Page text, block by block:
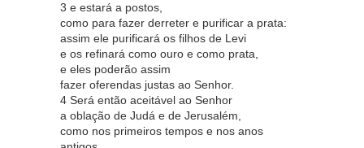
3 e estará a postos,
como para fazer derreter e purificar a prata:
assim ele purificará os filhos de Levi
e os refinará como ouro e como prata,
e eles poderão assim
fazer oferendas justas ao Senhor.
4 Será então aceitável ao Senhor
a oblação de Judá e de Jerusalém,
como nos primeiros tempos e nos anos